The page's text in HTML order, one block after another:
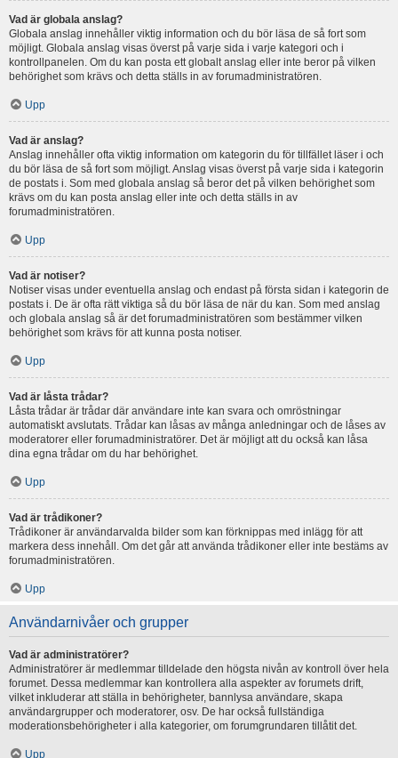
Vad är globala anslag?
Globala anslag innehåller viktig information och du bör läsa de så fort som
möjligt. Globala anslag visas överst på varje sida i varje kategori och i
kontrollpanelen. Om du kan posta ett globalt anslag eller inte beror på vilken
behörighet som krävs och detta ställs in av forumadministratören.
Upp
Vad är anslag?
Anslag innehåller ofta viktig information om kategorin du för tillfället läser i och
du bör läsa de så fort som möjligt. Anslag visas överst på varje sida i kategorin
de postats i. Som med globala anslag så beror det på vilken behörighet som
krävs om du kan posta anslag eller inte och detta ställs in av
forumadministratören.
Upp
Vad är notiser?
Notiser visas under eventuella anslag och endast på första sidan i kategorin de
postats i. De är ofta rätt viktiga så du bör läsa de när du kan. Som med anslag
och globala anslag så är det forumadministratören som bestämmer vilken
behörighet som krävs för att kunna posta notiser.
Upp
Vad är låsta trådar?
Låsta trådar är trådar där användare inte kan svara och omröstningar
automatiskt avslutats. Trådar kan låsas av många anledningar och de låses av
moderatorer eller forumadministratörer. Det är möjligt att du också kan låsa
dina egna trådar om du har behörighet.
Upp
Vad är trådikoner?
Trådikoner är användarvalda bilder som kan förknippas med inlägg för att
markera dess innehåll. Om det går att använda trådikoner eller inte bestäms av
forumadministratören.
Upp
Användarnivåer och grupper
Vad är administratörer?
Administratörer är medlemmar tilldelade den högsta nivån av kontroll över hela
forumet. Dessa medlemmar kan kontrollera alla aspekter av forumets drift,
vilket inkluderar att ställa in behörigheter, bannlysa användare, skapa
användargrupper och moderatorer, osv. De har också fullständiga
moderationsbehörigheter i alla kategorier, om forumgrundaren tillåtit det.
Upp